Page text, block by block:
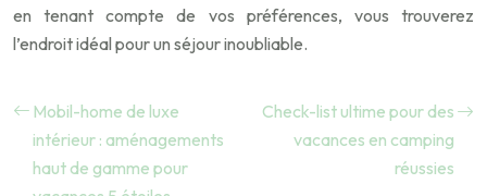
en tenant compte de vos préférences, vous trouverez
l’endroit idéal pour un séjour inoubliable.
Mobil-home de luxe
intérieur : aménagements
haut de gamme pour
Check-list ultime pour des
vacances en camping
réussies